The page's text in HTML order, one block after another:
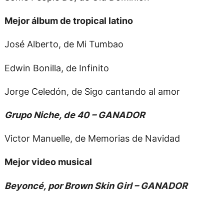
Mejor álbum de tropical latino
José Alberto, de Mi Tumbao
Edwin Bonilla, de Infinito
Jorge Celedón, de Sigo cantando al amor
Grupo Niche, de 40 – GANADOR
Victor Manuelle, de Memorias de Navidad
Mejor video musical
Beyoncé, por Brown Skin Girl – GANADOR